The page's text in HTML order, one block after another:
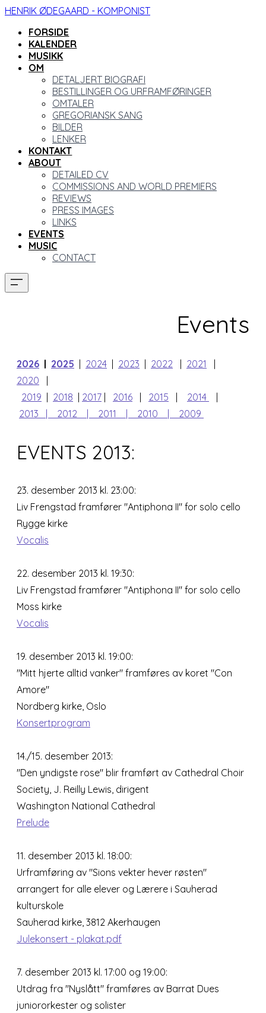
HENRIK ØDEGAARD - KOMPONIST
FORSIDE
KALENDER
MUSIKK
OM
DETALJERT BIOGRAFI
BESTILLINGER OG URFRAMFØRINGER
OMTALER
GREGORIANSK SANG
BILDER
LENKER
KONTAKT
ABOUT
DETAILED CV
COMMISSIONS AND WORLD PREMIERS
REVIEWS
PRESS IMAGES
LINKS
EVENTS
MUSIC
CONTACT
Events
2026 | 2025 2024 2023 2022 2021
2020
2019
2018 2017 2016 2015 2014
2013
| 2012 | 2011 | 2010 | 2009
EVENTS 2013:
23. desember 2013 kl. 23:00:
Liv Frengstad framfører "Antiphona II" for solo cello
Rygge kirke
Vocalis
22. desember 2013 kl. 19:30:
Liv Frengstad framfører "Antiphona II" for solo cello
Moss kirke
Vocalis
19. desember 2013 kl. 19:00:
"Mitt hjerte alltid vanker" framføres av koret "Con
Amore"
Nordberg kirke, Oslo
Konsertprogram
14./15. desember 2013:
"Den yndigste rose" blir framført av Cathedral Choir
Society, J. Reilly Lewis, dirigent
Washington National Cathedral
Prelude
11. desember 2013 kl. 18:00:
Urframføring av "Sions vekter hever røsten"
arrangert for alle elever og Lærere i Sauherad
kulturskole
Sauherad kirke, 3812 Akerhaugen
Julekonsert - plakat.pdf
7. desember 2013 kl. 17:00 og 19:00:
Utdrag fra "Nyslått" framføres av Barrat Dues
juniororkester og solister